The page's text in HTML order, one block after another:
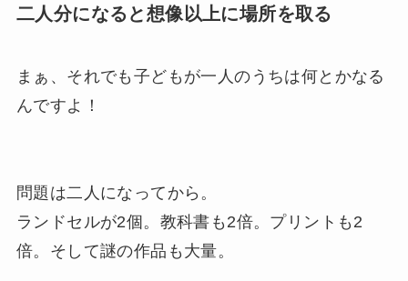
二人分になると想像以上に場所を取る
まぁ、それでも子どもが一人のうちは何とかなる
んですよ！
問題は二人になってから。
ランドセルが2個。教科書も2倍。プリントも2
倍。そして謎の作品も大量。